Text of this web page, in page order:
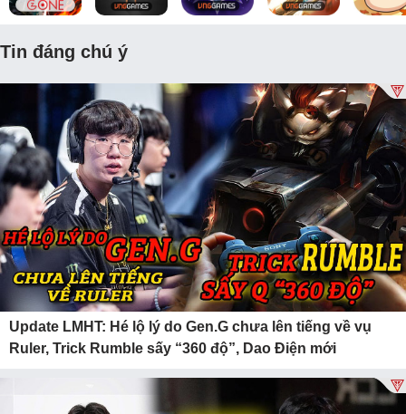
Tin đáng chú ý
Update LMHT: Hé lộ lý do Gen.G chưa lên tiếng về vụ
Ruler, Trick Rumble sấy “360 độ”, Dao Điện mới